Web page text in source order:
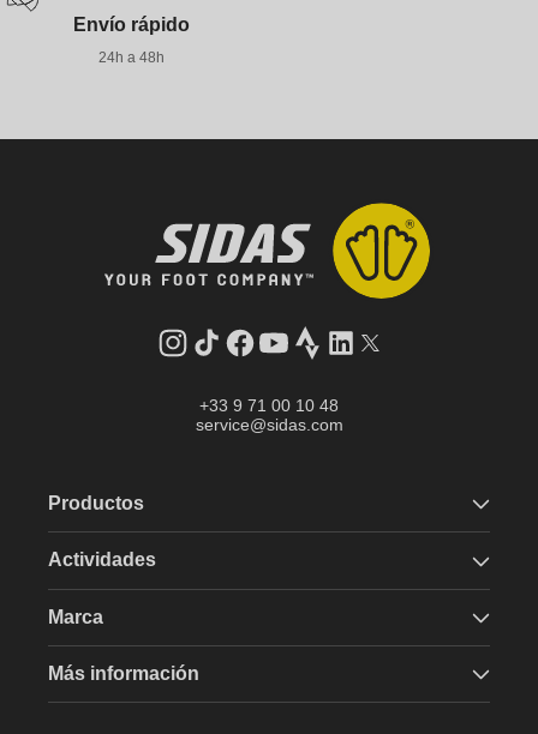
Envío rápido
24h a 48h
Instagram
tiktokfacebookyoutubeStravaLinkedInGorjeo
+33 9 71 00 10 48
service@sidas.com
Productos
Actividades
Marca
Más información